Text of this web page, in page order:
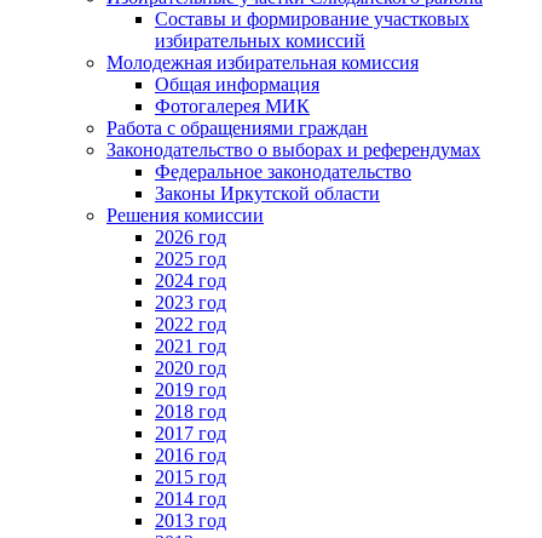
Составы и формирование участковых
избирательных комиссий
Молодежная избирательная комиссия
Общая информация
Фотогалерея МИК
Работа с обращениями граждан
Законодательство о выборах и референдумах
Федеральное законодательство
Законы Иркутской области
Решения комиссии
2026 год
2025 год
2024 год
2023 год
2022 год
2021 год
2020 год
2019 год
2018 год
2017 год
2016 год
2015 год
2014 год
2013 год